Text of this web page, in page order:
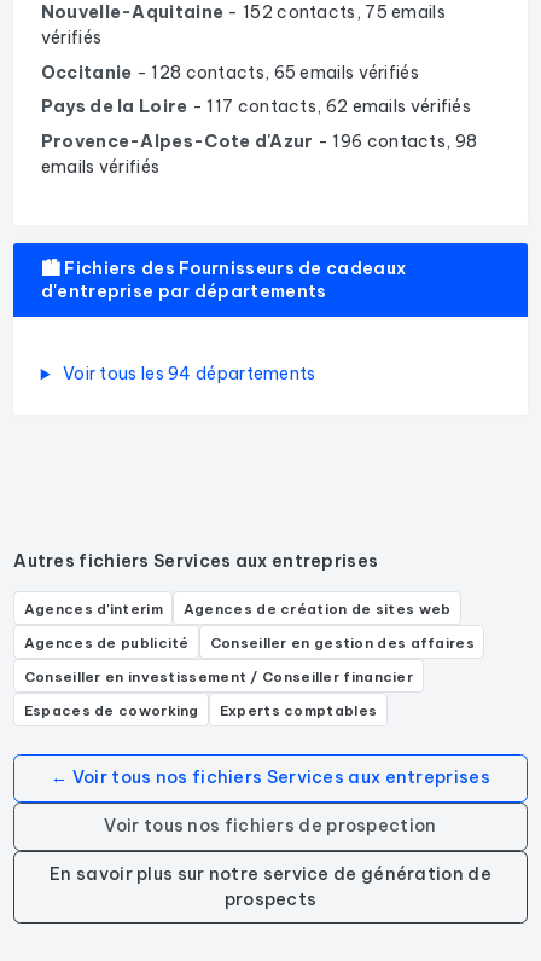
Nouvelle-Aquitaine - 152 contacts, 75 emails
vérifiés
Occitanie - 128 contacts, 65 emails vérifiés
Pays de la Loire - 117 contacts, 62 emails vérifiés
Provence-Alpes-Cote d'Azur - 196 contacts, 98
emails vérifiés
🏙️ Fichiers des Fournisseurs de cadeaux
d'entreprise par départements
Voir tous les 94 départements
Autres fichiers Services aux entreprises
Agences d'interim
Agences de création de sites web
Agences de publicité
Conseiller en gestion des affaires
Conseiller en investissement / Conseiller financier
Espaces de coworking
Experts comptables
← Voir tous nos fichiers Services aux entreprises
Voir tous nos fichiers de prospection
En savoir plus sur notre service de génération de
prospects